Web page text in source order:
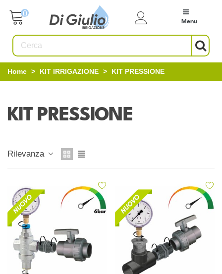
0
Menu
Home > KIT IRRIGAZIONE > KIT PRESSIONE
KIT PRESSIONE
Rilevanza